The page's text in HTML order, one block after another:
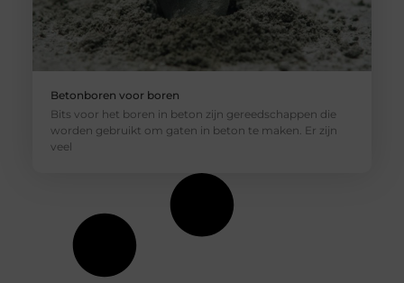
Betonboren voor boren
Bits voor het boren in beton zijn gereedschappen die
worden gebruikt om gaten in beton te maken. Er zijn
veel